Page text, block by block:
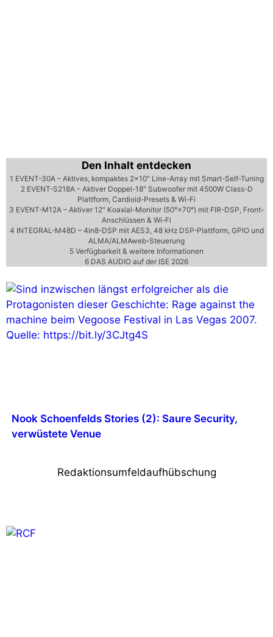
Den Inhalt entdecken
1 EVENT-30A – Aktives, kompaktes 2×10″ Line-Array mit Smart-Self-Tuning
2 EVENT-S218A – Aktiver Doppel-18″ Subwoofer mit 4500W Class-D
Plattform, Cardioid-Presets & Wi-Fi
3 EVENT-M12A – Aktiver 12″ Koaxial-Monitor (50°×70°) mit FIR-DSP, Front-
Anschlüssen & Wi-Fi
4 INTEGRAL-M48D – 4in8-DSP mit AES3, 48 kHz DSP-Plattform, GPIO und
ALMA/ALMAweb-Steuerung
5 Verfügbarkeit & weitere Informationen
6 DAS AUDIO auf der ISE 2026
Nook Schoenfelds Stories (2): Saure Security,
verwüstete Venue
Redaktionsumfeldaufhübschung